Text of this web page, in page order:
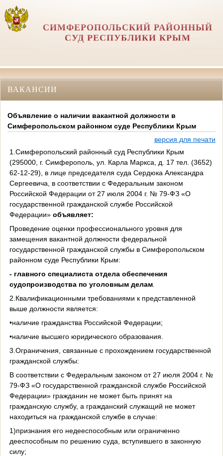
СИМФЕРОПОЛЬСКИЙ РАЙОННЫЙ
СУД РЕСПУБЛИКИ КРЫМ
ВАКАНСИИ
Объявление о наличии вакантной должности в
Симферопольском районном суде Республики Крым
версия для печати
1.Симферопольский районный суд Республики Крым
(295000, г. Симферополь, ул. Карла Маркса, д. 17 тел. (3652)
62-12-29), в лице председателя суда Сердюка Александра
Сергеевича, в соответствии с Федеральным законом
Российской Федерации от 27 июля 2004 г. № 79-ФЗ «О
государственной гражданской службе Российской
Федерации» объявляет:
Проведение оценки профессионального уровня для
замещения вакантной должности федеральной
государственной гражданской службы в Симферопольском
районном суде Республики Крым:
- главного специалиста отдела обеспечения
судопроизводства по уголовным делам.
2.Квалификационными требованиями к представленной
выше должности является:
•наличие гражданства Российской Федерации;
•наличие высшего юридического образования.
3.Ограничения, связанные с прохождением государственной
гражданской службы:
В соответствии с Федеральным законом от 27 июля 2004 г. №
79-ФЗ «О государственной гражданской службе Российской
Федерации» гражданин не может быть принят на
гражданскую службу, а гражданский служащий не может
находиться на гражданской службе в случае:
1)признания его недееспособным или ограниченно
дееспособным по решению суда, вступившего в законную
силу;